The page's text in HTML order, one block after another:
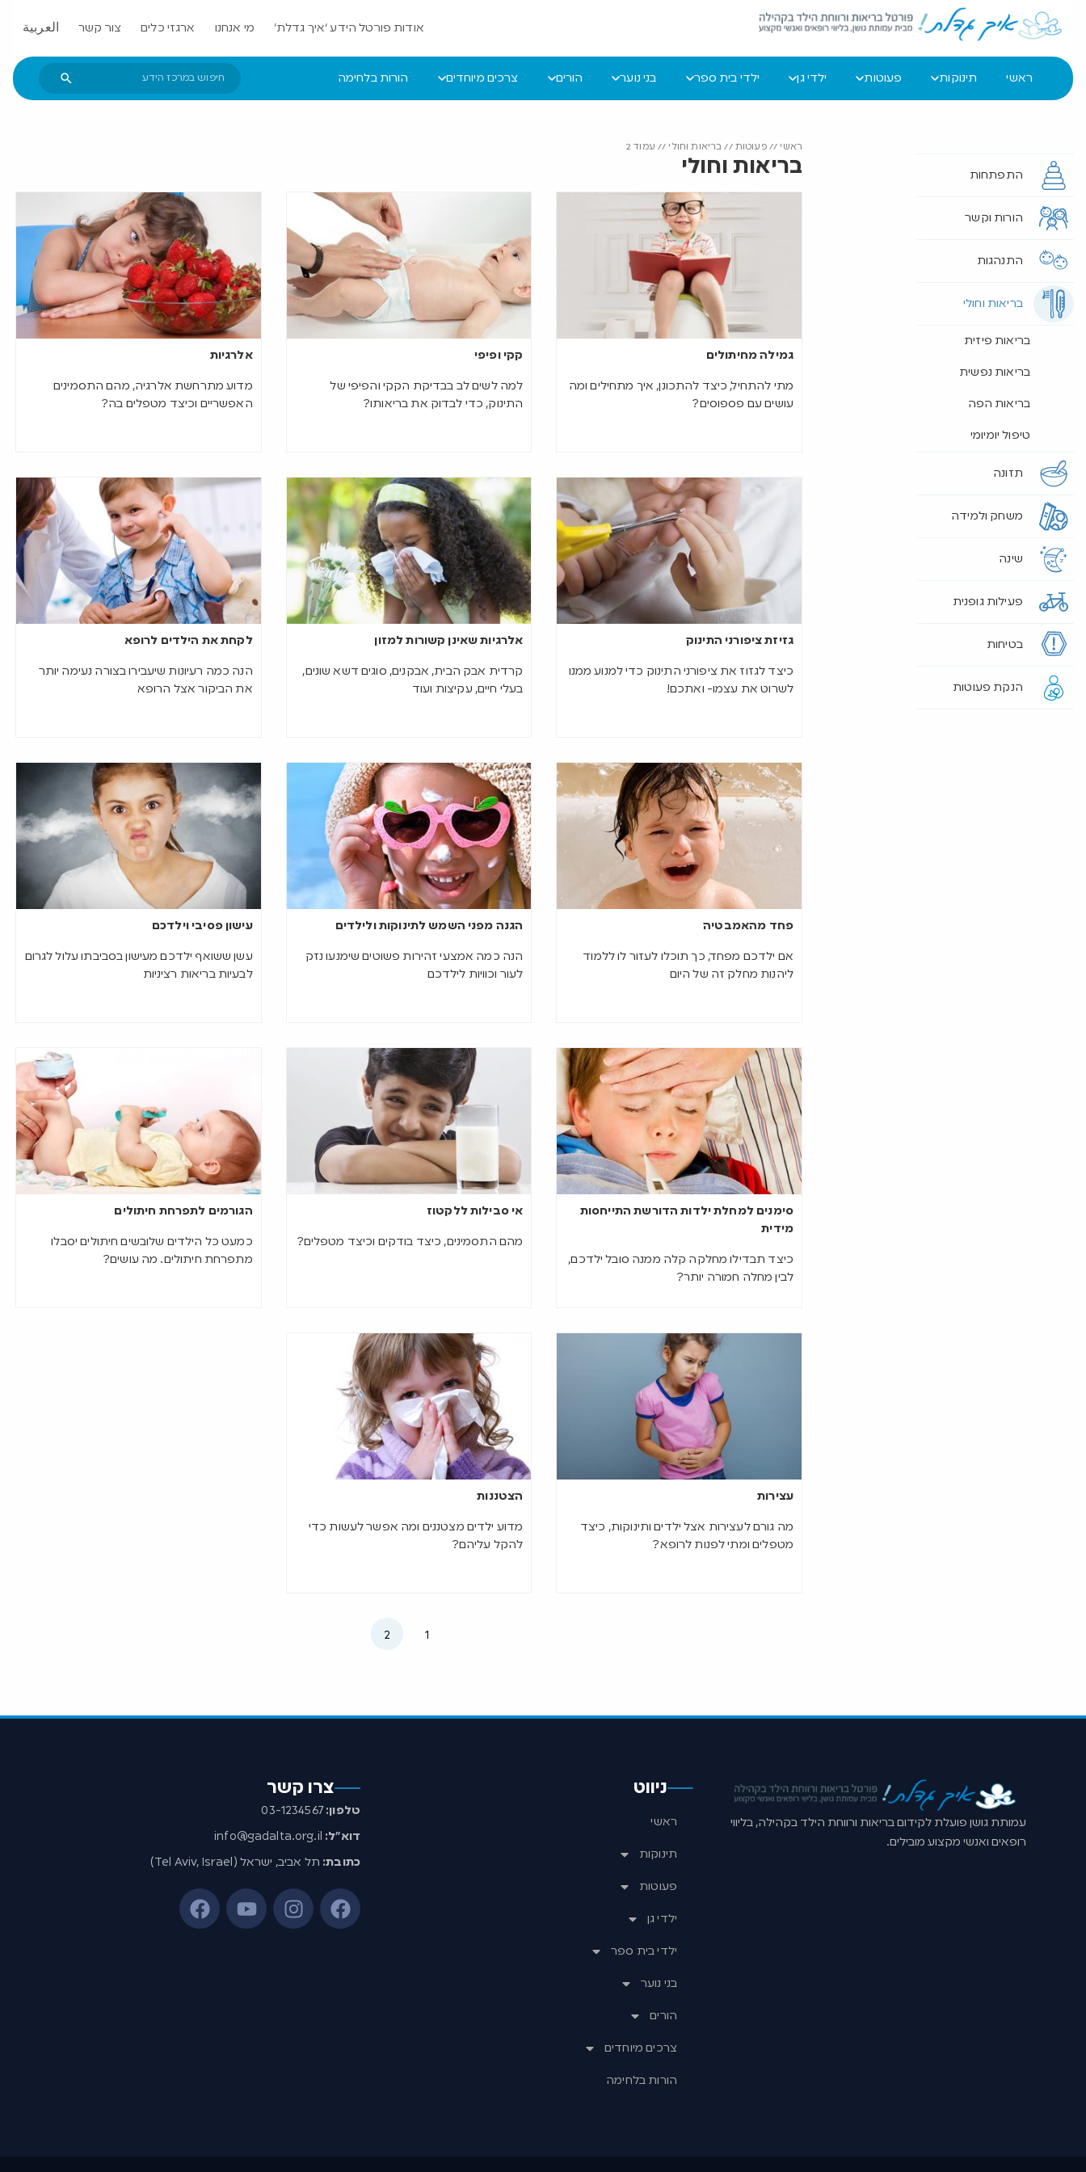
אודות פורטל הידע ‘איך גדלת’ מי אנחנו ארגזי כלים צור קשר العربية
ראשי תינוקות פעוטות ילדי גן ילדי בית ספר בני נוער הורים צרכים מיוחדים הורות בלחימה
התפתחות
הורות וקשר
התנהגות
בריאות וחולי
בריאות פיזית
בריאות נפשית
בריאות הפה
טיפול יומיומי
תזונה
משחק ולמידה
שינה
פעילות גופנית
בטיחות
הנקת פעוטות
ראשי //פעוטות // בריאות וחולי // עמוד 2
בריאות וחולי
גמילה מחיתולים
מתי להתחיל, כיצד להתכונן, איך מתחילים ומה
עושים עם פספוסים?
קקי ופיפי
למה לשים לב בבדיקת הקקי והפיפי של
התינוק, כדי לבדוק את בריאותו?
אלרגיות
מדוע מתרחשת אלרגיה, מהם התסמינים
האפשריים וכיצד מטפלים בה?
גזיזת ציפורני התינוק
כיצד לגזוז את ציפורני התינוק כדי למנוע ממנו
לשרוט את עצמו- ואתכם!
אלרגיות שאינן קשורות למזון
קרדית אבק הבית, אבקנים, סוגים דשא שונים,
בעלי חיים, עקיצות ועוד
לקחת את הילדים לרופא
הנה כמה רעיונות שיעבירו בצורה נעימה יותר
את הביקור אצל הרופא
פחד מהאמבטיה
אם ילדכם מפחד, כך תוכלו לעזור לו ללמוד
ליהנות מחלק זה של היום
הגנה מפני השמש לתינוקות ולילדים
הנה כמה אמצעי זהירות פשוטים שימנעו נזק
לעור וכוויות לילדכם
עישון פסיבי וילדכם
עשן ששואף ילדכם מעישון בסביבתו עלול לגרום
לבעיות בריאות רציניות
סימנים למחלת ילדות הדורשת התייחסות
מידית
כיצד תבדילו מחלקה קלה ממנה סובל ילדכם,
לבין מחלה חמורה יותר?
אי סבילות ללקטוז
מהם התסמינים, כיצד בודקים וכיצד מטפלים?
הגורמים לתפרחת חיתולים
כמעט כל הילדים שלובשים חיתולים יסבלו
מתפרחת חיתולים. מה עושים?
עצירות
מה גורם לעצירות אצל ילדים ותינוקות, כיצד
מטפלים ומתי לפנות לרופא?
הצטננות
מדוע ילדים מצטננים ומה אפשר לעשות כדי
להקל עליהם?
1
2
עמותת גושן פועלת לקידום בריאות ורווחת הילד בקהילה, בליווי
רופאים ואנשי מקצוע מובילים.
ניווט
ראשי
תינוקות
פעוטות
ילדי גן
ילדי בית ספר
בני נוער
הורים
צרכים מיוחדים
הורות בלחימה
צרו קשר
טלפון:03-1234567
דוא”ל: info@gadalta.org.il
כתובת: תל אביב, ישראל (Tel Aviv, Israel)